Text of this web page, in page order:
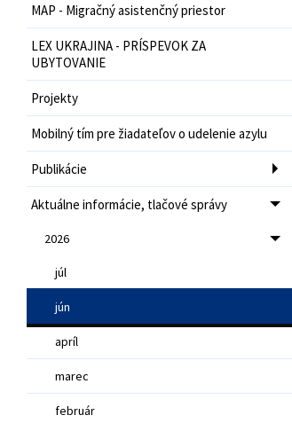
MAP - Migračný asistenčný priestor
LEX UKRAJINA - PRÍSPEVOK ZA
UBYTOVANIE
Projekty
Mobilný tím pre žiadateľov o udelenie azylu
Publikácie
Aktuálne informácie, tlačové správy
2026
júl
jún
apríl
marec
február